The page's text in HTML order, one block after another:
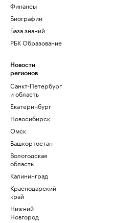
Финансы
Биографии
База знаний
РБК Образование
Новости
регионов
Санкт-Петербург
и область
Екатеринбург
Новосибирск
Омск
Башкортостан
Вологодская
область
Калининград
Краснодарский
край
Нижний
Новгород